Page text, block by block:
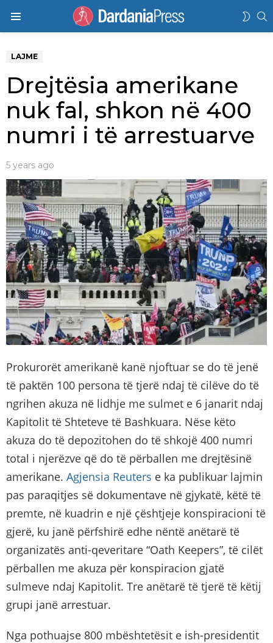
LAJME
Drejtësia amerikane
nuk fal, shkon në 400
numri i të arrestuarve
5 years ago
Prokurorët amerikanë kanë njoftuar se do të jenë
të paktën 100 persona të tjerë ndaj të cilëve do të
ngrihen akuza në lidhje me sulmet e 6 janarit ndaj
Kapitolit të Shteteve të Bashkuara. Nëse këto
akuza do të depozitohen do të shkojë 400 numri
total i njerëzve që do të përballen me drejtësinë
amerikane. Agjensia Reuters e ka publikuar lajmin
pas paraqitjes së dokumentave në gjykatë, këtë të
premte, në kuadrin e një çështjeje konspiracioni të
gjerë, ku janë përfshirë edhe nëntë anëtarë të
organizatës anti-qeveritare “Oath Keepers”, të cilët
përballen me akuza për konspiracion gjatë
sulmeve ndaj Kapitolit. Tre anëtarë të tjerë të këtij
grupi janë arrestuar.
Nga pothuajse 800 mbështetësit e ish-presidentit